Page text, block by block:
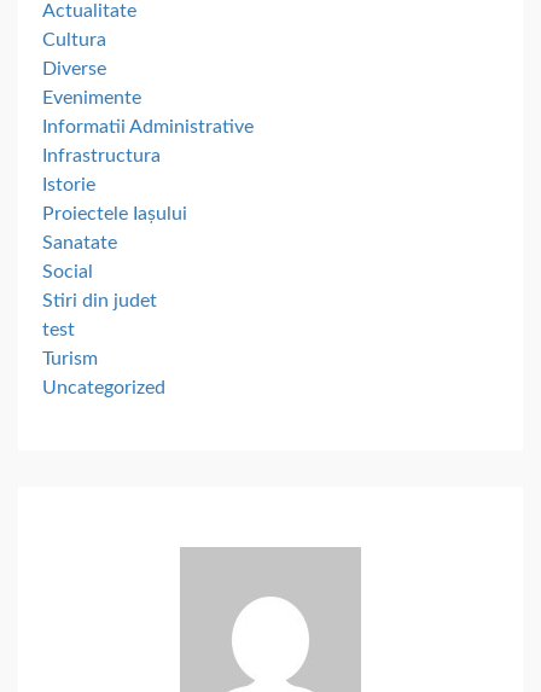
Actualitate
Cultura
Diverse
Evenimente
Informatii Administrative
Infrastructura
Istorie
Proiectele Iașului
Sanatate
Social
Stiri din judet
test
Turism
Uncategorized